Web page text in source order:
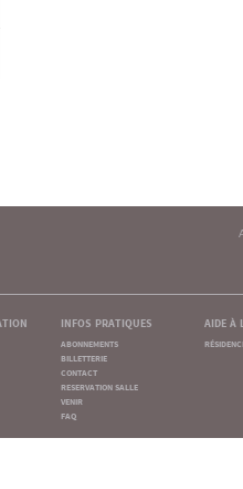
infos pratiques
abonnements
billetterie
contact
reservation salle
venir
faq
aide